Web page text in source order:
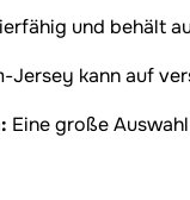
und behält
Jersey kann auf
Eine große